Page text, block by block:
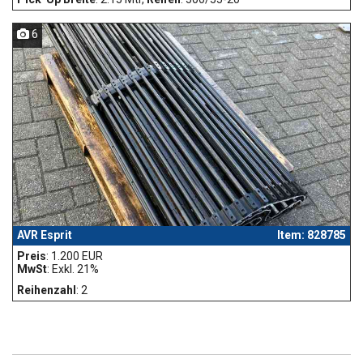
6
AVR Esprit
Item: 828785
Preis: 1.200 EUR
MwSt: Exkl. 21%
Reihenzahl : 2